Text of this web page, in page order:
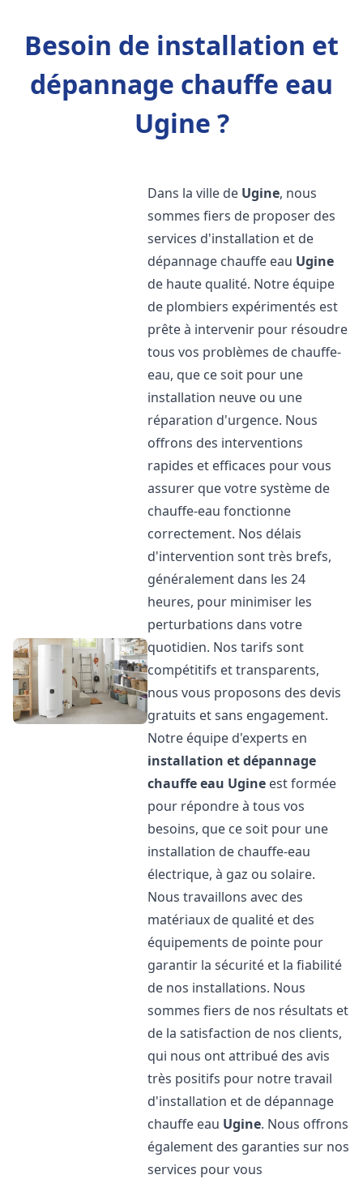
Besoin de installation et
dépannage chauffe eau
Ugine ?
Dans la ville de Ugine, nous
sommes fiers de proposer des
services d'installation et de
dépannage chauffe eau Ugine
de haute qualité. Notre équipe
de plombiers expérimentés est
prête à intervenir pour résoudre
tous vos problèmes de chauffe-
eau, que ce soit pour une
installation neuve ou une
réparation d'urgence. Nous
offrons des interventions
rapides et efficaces pour vous
assurer que votre système de
chauffe-eau fonctionne
correctement. Nos délais
d'intervention sont très brefs,
généralement dans les 24
heures, pour minimiser les
perturbations dans votre
quotidien. Nos tarifs sont
compétitifs et transparents,
nous vous proposons des devis
gratuits et sans engagement.
Notre équipe d'experts en
installation et dépannage
chauffe eau Ugine est formée
pour répondre à tous vos
besoins, que ce soit pour une
installation de chauffe-eau
électrique, à gaz ou solaire.
Nous travaillons avec des
matériaux de qualité et des
équipements de pointe pour
garantir la sécurité et la fiabilité
de nos installations. Nous
sommes fiers de nos résultats et
de la satisfaction de nos clients,
qui nous ont attribué des avis
très positifs pour notre travail
d'installation et de dépannage
chauffe eau Ugine. Nous offrons
également des garanties sur nos
services pour vous